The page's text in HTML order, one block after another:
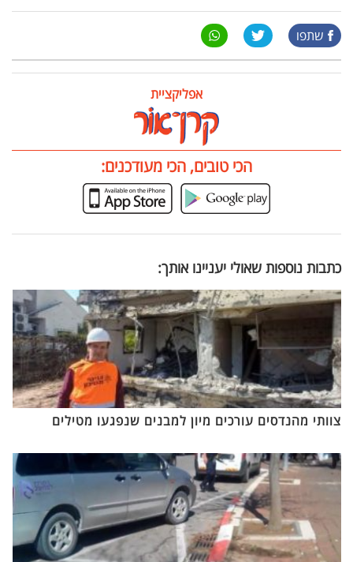
שתפו
אפליקציית
הכי טובים, הכי מעודכנים:
כתבות נוספות שאולי יעניינו אותך:
צוותי מהנדסים עורכים מיון למבנים שנפגעו מטילים